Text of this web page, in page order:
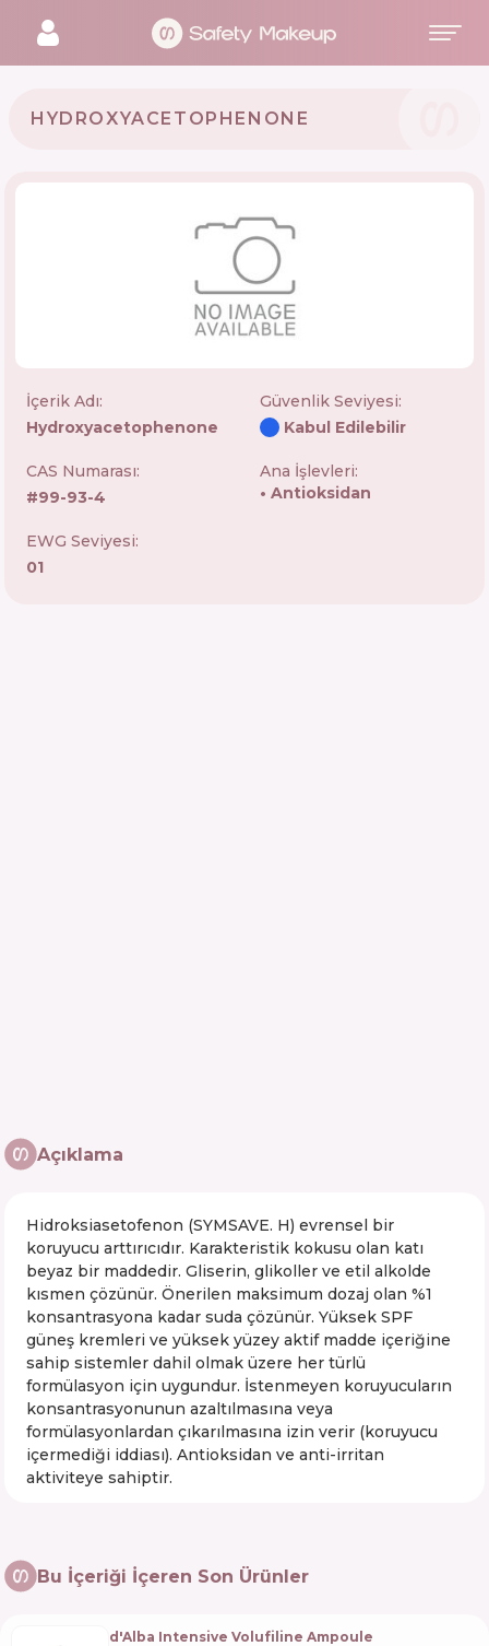
HYDROXYACETOPHENONE
İçerik Adı:
Hydroxyacetophenone
Güvenlik Seviyesi:
Kabul Edilebilir
CAS Numarası:
#99-93-4
Ana İşlevleri:
Antioksidan
EWG Seviyesi:
01
Açıklama
Hidroksiasetofenon (SYMSAVE. H) evrensel bir
koruyucu arttırıcıdır. Karakteristik kokusu olan katı
beyaz bir maddedir. Gliserin, glikoller ve etil alkolde
kısmen çözünür. Önerilen maksimum dozaj olan %1
konsantrasyona kadar suda çözünür. Yüksek SPF
güneş kremleri ve yüksek yüzey aktif madde içeriğine
sahip sistemler dahil olmak üzere her türlü
formülasyon için uygundur. İstenmeyen koruyucuların
konsantrasyonunun azaltılmasına veya
formülasyonlardan çıkarılmasına izin verir (koruyucu
içermediği iddiası). Antioksidan ve anti-irritan
aktiviteye sahiptir.
Bu İçeriği İçeren Son Ürünler
d'Alba Intensive Volufiline Ampoule